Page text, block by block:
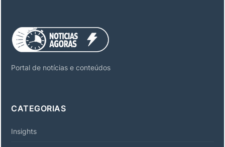
Portal de notícias e conteúdos
CATEGORIAS
Insights